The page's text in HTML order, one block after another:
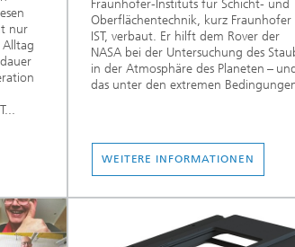
nur
Fraunhofer-Instituts für Schicht- und
Oberflächentechnik, kurz Fraunhofer
IST, verbaut. Er hilft dem Rover der
NASA bei der Untersuchung des
in der Atmosphäre des Planeten – und
das unter den extremen
WEITERE INFORMATIONEN